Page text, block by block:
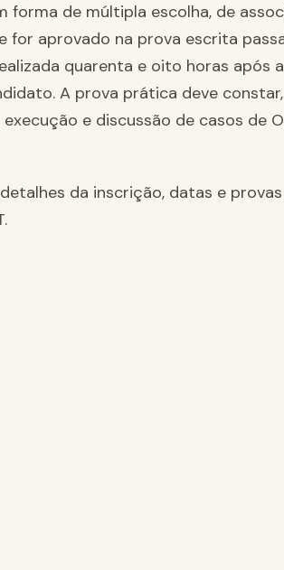
forma de múltipla escolha, de
for aprovado na prova escrita
quarenta e oito horas após
A prova prática deve constar,
e discussão de casos de
da inscrição, datas e